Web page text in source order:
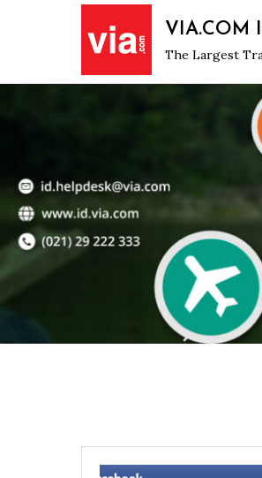
VIA.COM
The Largest